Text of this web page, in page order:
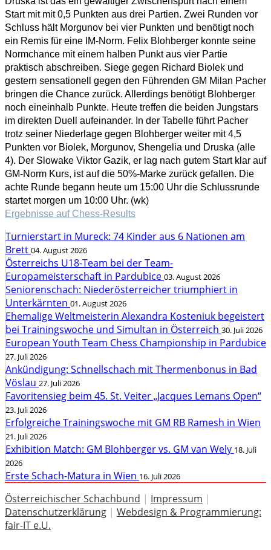
Start mit mit 0,5 Punkten aus drei Partien. Zwei Runden vor
Schluss hält Morgunov bei vier Punkten und benötigt noch
ein Remis für eine IM-Norm. Felix Blohberger konnte seine
Normchance mit einem halben Punkt aus vier Partie
praktisch abschreiben. Siege gegen Richard Biolek und
gestern sensationell gegen den Führenden GM Milan Pacher
bringen die Chance zurück. Allerdings benötigt Blohberger
noch eineinhalb Punkte. Heute treffen die beiden Jungstars
im direkten Duell aufeinander. In der Tabelle führt Pacher
trotz seiner Niederlage gegen Blohberger weiter mit 4,5
Punkten vor Biolek, Morgunov, Shengelia und Druska (alle
4). Der Slowake Viktor Gazik, er lag nach gutem Start klar auf
GM-Norm Kurs, ist auf die 50%-Marke zurück gefallen. Die
achte Runde begann heute um 15:00 Uhr die Schlussrunde
startet morgen um 10:00 Uhr. (wk)
Ergebnisse auf Chess-Results
Turnierstart in Mureck: 74 Kinder aus 6 Nationen am
Brett 04. August 2026
Österreichs U18-Team bei der Team-
Europameisterschaft in Pardubice 03. August 2026
Seniorenschach: Niederösterreicher triumphiert in
Unterkärnten 01. August 2026
Ehemalige Weltmeisterin Alexandra Kosteniuk begeistert
bei Trainingswoche und Simultan in Österreich 30. Juli 2026
European Youth Team Chess Championship in Pardubice
27. Juli 2026
Ankündigung: Schnellschach mit Thermenbonus in Bad
Vöslau 27. Juli 2026
Favoritensieg beim 45. St. Veiter „Jacques Lemans Open“
23. Juli 2026
Erfolgreiche Trainingswoche mit GM RB Ramesh in Wien
21. Juli 2026
Exhibition Match: GM Blohberger vs. GM van Wely 18. Juli
2026
Erste Schach-Matura in Wien 16. Juli 2026
Österreichischer Schachbund | Impressum |
Datenschutzerklärung | Webdesign & Programmierung:
fair-IT e.U.